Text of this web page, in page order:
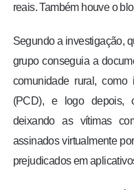
reais. Também houve o
Segundo a investigação,
grupo conseguia a
comunidade rural,
(PCD), e logo depois,
deixando as vítimas
assinados virtualmente
prejudicados em